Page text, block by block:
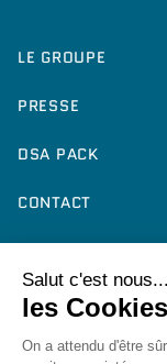
LE GROUPE
PRESSE
DSA PACK
CONTACT